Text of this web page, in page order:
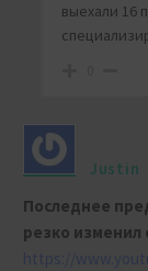
выехали 16
Justin
Последнее
резко изменил
https://